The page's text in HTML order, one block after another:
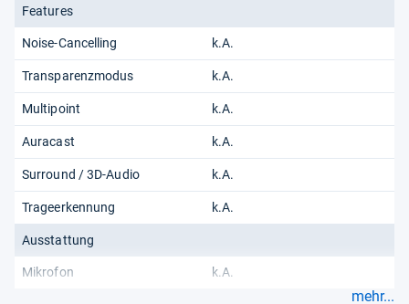
Features
Noise-Cancelling k.A.
Transparenzmodus k.A.
Multipoint k.A.
Auracast k.A.
Surround / 3D-Audio k.A.
Trageerkennung k.A.
Ausstattung
Mikrofon k.A.
mehr...